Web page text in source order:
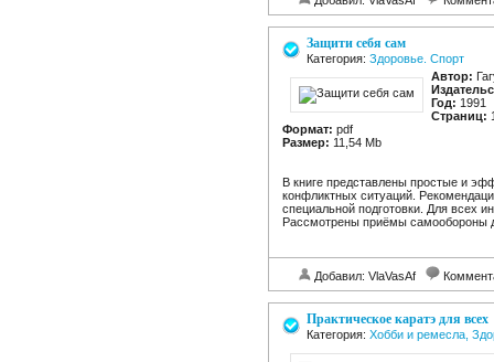
Защити себя сам
Категория: Здоровье. Спорт
Автор:
Год: 1991
Страниц:
Формат: pdf
Размер: 11,54 Mb
В книге представлены простые и
конфликтных ситуаций.
специальной подготовки. Для всех
Рассмотрены приёмы самообороны
Добавил: VlaVasAf
Практическое каратэ для всех
Категория: Хобби и ремесла,